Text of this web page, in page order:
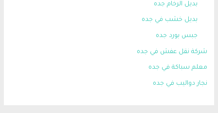
بديل الرخام جده
بديل خشب في جده
جبس بورد جده
شركة نقل عفش في جده
معلم سباكة في جده
نجار دواليب في جده